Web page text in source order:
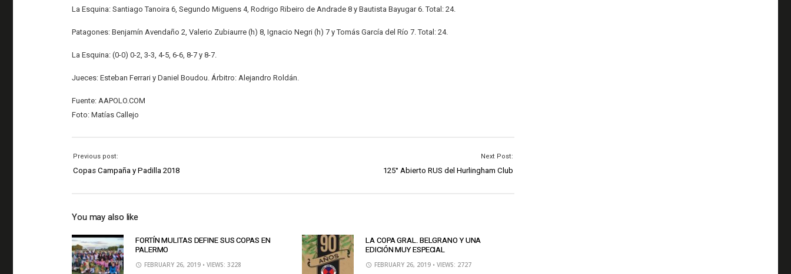
La Esquina: Santiago Tanoira 6, Segundo Miguens 4, Rodrigo Ribeiro de Andrade 8 y Bautista Bayugar 6. Total: 24.
Patagones: Benjamín Avendaño 2, Valerio Zubiaurre (h) 8, Ignacio Negri (h) 7 y Tomás García del Río 7. Total: 24.
La Esquina: (0-0) 0-2, 3-3, 4-5, 6-6, 8-7 y 8-7.
Jueces: Esteban Ferrari y Daniel Boudou. Árbitro: Alejandro Roldán.
Fuente: AAPOLO.COM
Foto: Matías Callejo
Previous post:
Copas Campaña y Padilla 2018
Next Post:
125° Abierto RUS del Hurlingham Club
You may also like
FORTÍN MULITAS DEFINE SUS COPAS EN
PALERMO
FEBRUARY 26, 2019 • VIEWS: 3228
LA COPA GRAL. BELGRANO Y UNA
EDICIÓN MUY ESPECIAL
FEBRUARY 26, 2019 • VIEWS: 2727